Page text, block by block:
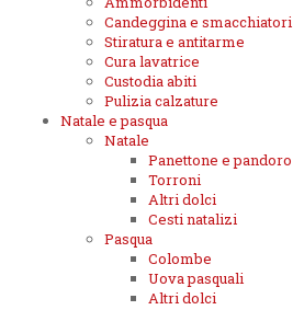
Candeggina e smacchiatori
Stiratura e antitarme
Cura lavatrice
Custodia abiti
Pulizia calzature
Natale e pasqua
Natale
Panettone e pandoro
Torroni
Altri dolci
Cesti natalizi
Pasqua
Colombe
Uova pasquali
Altri dolci